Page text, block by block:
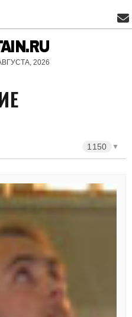
2026
1150 ▼